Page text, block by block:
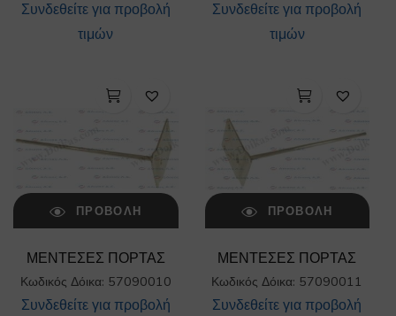
Συνδεθείτε για προβολή
τιμών
Συνδεθείτε για προβολή
τιμών
ΠΡΟΒΟΛΉ
ΜΕΝΤΕΣΕΣ ΠΟΡΤΑΣ
Κωδικός Δόικα: 57090010
Συνδεθείτε για προβολή
ΠΡΟΒΟΛΉ
ΜΕΝΤΕΣΕΣ ΠΟΡΤΑΣ
Κωδικός Δόικα: 57090011
Συνδεθείτε για προβολή